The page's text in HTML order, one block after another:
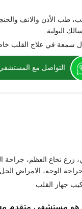
طب الأذن والانف
البولية
سمعة في علاج القلب
التواصل مع
زرع نخاع العظم، جراحة
الوجه، الامراض الجل